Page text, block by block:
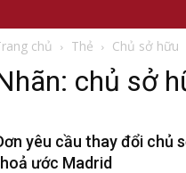
Luật
sư
–
chủ Thẻ Chủ sở hữu
chủ sở
yêu cầu thay đổi chủ
ước Madrid